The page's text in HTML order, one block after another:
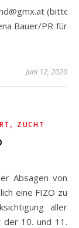
(bitte
Bauer/PR für
Juni 12, 2020
, ZUCHT
eine FIZO zu
aller
10. und 11.